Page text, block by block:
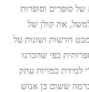
סופרים וסופרות
את קולן של
מבט חדשות ושונות על
כפי שהכרנו
למידת כמויות עתק
ברמה ששום בן אנוש